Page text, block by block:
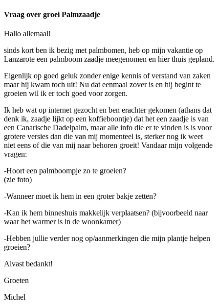
Vraag over groei Palmzaadje
Hallo allemaal!
sinds kort ben ik bezig met palmbomen, heb op mijn vakantie op
Lanzarote een palmboom zaadje meegenomen en hier thuis gepland.
Eigenlijk op goed geluk zonder enige kennis of verstand van zaken
maar hij kwam toch uit! Nu dat eenmaal zover is en hij begint te
groeien wil ik er toch goed voor zorgen.
Ik heb wat op internet gezocht en ben erachter gekomen (athans dat
denk ik, zaadje lijkt op een koffieboontje) dat het een zaadje is van
een Canarische Dadelpalm, maar alle info die er te vinden is is voor
grotere versies dan die van mij momenteel is, sterker nog ik weet
niet eens of die van mij naar behoren groeit! Vandaar mijn volgende
vragen:
-Hoort een palmboompje zo te groeien?
(zie foto)
-Wanneer moet ik hem in een groter bakje zetten?
-Kan ik hem binneshuis makkelijk verplaatsen? (bijvoorbeeld naar
waar het warmer is in de woonkamer)
-Hebben jullie verder nog op/aanmerkingen die mijn plantje helpen
groeien?
Alvast bedankt!
Groeten
Michel